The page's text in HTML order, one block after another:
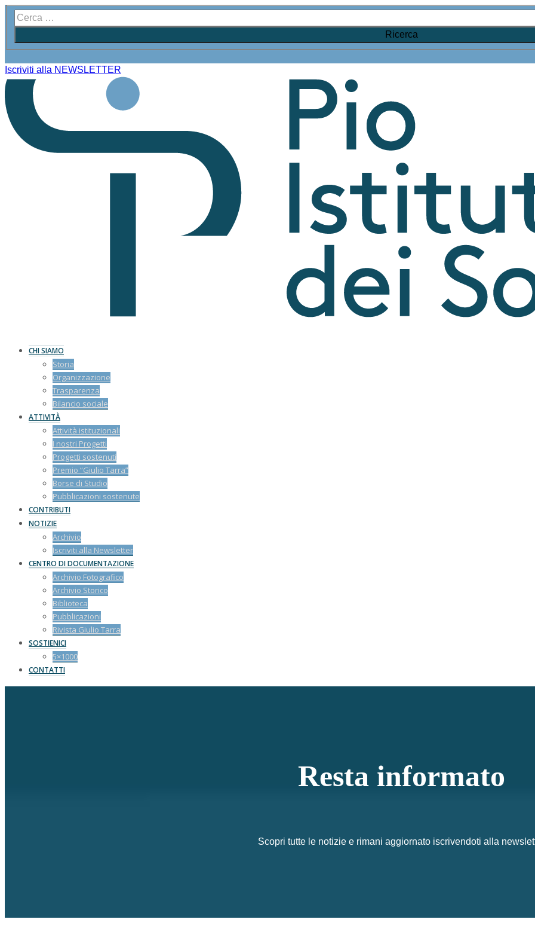
Iscriviti alla NEWSLETTER
CHI SIAMO
Storia
Organizzazione
Trasparenza
Bilancio sociale
ATTIVITÀ
Attività istituzionali
I nostri Progetti
Progetti sostenuti
Premio “Giulio Tarra”
Borse di Studio
Pubblicazioni sostenute
CONTRIBUTI
NOTIZIE
Archivio
Iscriviti alla Newsletter
CENTRO DI DOCUMENTAZIONE
Archivio Fotografico
Archivio Storico
Biblioteca
Pubblicazioni
Rivista Giulio Tarra
SOSTIENICI
5×1000
CONTATTI
Resta informato
Scopri tutte le notizie e rimani aggiornato iscrivendoti alla